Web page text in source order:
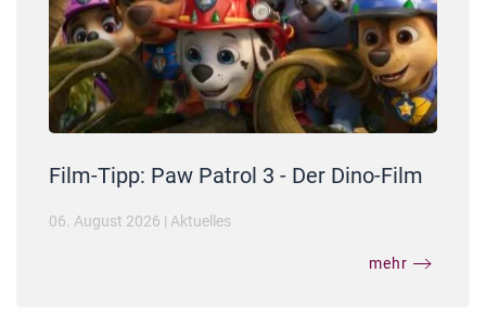
Film-Tipp: Paw Patrol 3 - Der Dino-Film
06. August 2026 | Aktuelles
mehr